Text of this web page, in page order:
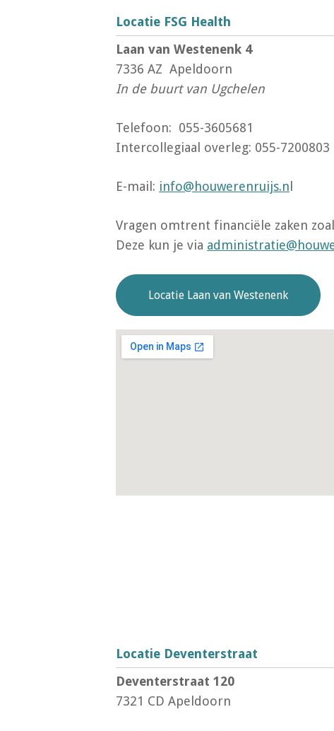
Locatie FSG Health
Laan van Westenenk 4
7336 AZ Apeldoorn
In de buurt van Ugchelen
Telefoon: 055-3605681
Intercollegiaal overleg: 055-7200803
E-mail: info@houwerenruijs.nl
Vragen omtrent financiële zaken
Deze kun je via
Locatie Laan van Westenenk
Locatie Deventerstraat
Deventerstraat 120
7321 CD Apeldoorn